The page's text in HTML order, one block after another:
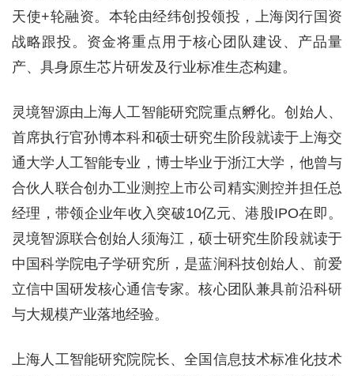
天使+轮融资。本轮由经纬创投领投，上海闵行国资
战略跟投。资金将重点用于核心团队建设、产品量
产、具身原生芯片研发及行业标准生态构建。
灵境智源由上海人工智能研究院重点孵化。创始人、
首席执行官孙博本科和硕士研究生阶段就读于上海交
通大学人工智能专业，博士毕业于浙江大学，他曾与
合伙人联合创办工业测控上市公司精实测控并担任总
经理，带领企业年收入突破10亿元、港股IPO在即。
灵境智源联合创始人须海江，硕士研究生阶段就读于
中国科学院电子学研究所，是蓝涧科技创始人、前爱
立信中国研发核心通信专家。核心团队兼具前沿科研
与大规模产业落地经验。
上海人工智能研究院院长、全国信息技术标准化技术